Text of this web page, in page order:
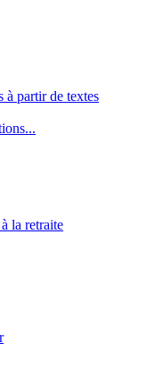
à partir de textes
la retraite